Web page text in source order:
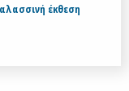
έκθεση